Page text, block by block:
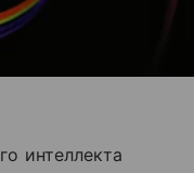
интеллекта